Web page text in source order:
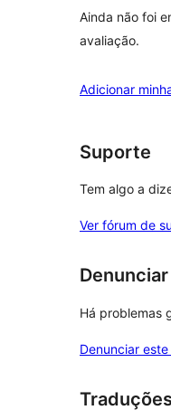
Ainda não foi
avaliação.
Adicionar
Suporte
Tem algo a
Ver fórum de
Denunciar
Há problemas
Denunciar
Traduções